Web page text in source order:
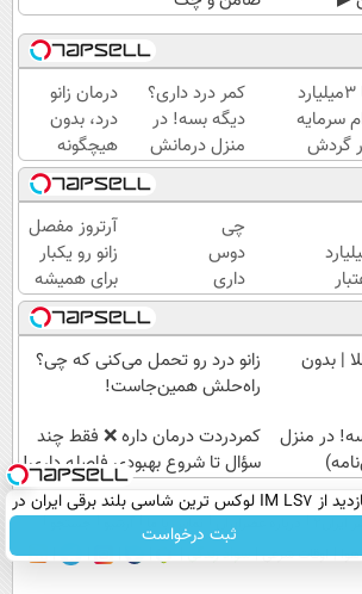
تا 3میلیارد
سرمایه
گردش
ثبت کن
کمر درد داری؟
دیگه بسه! در
منزل درمانش
کن
(◀پرسش‌نامه)
درمان زانو
درد، بدون
هیچگونه
عوارض در
منزل
(◂پرسش‌نامه)
|
چی
دوس
داری
بخری
؟ PS5
؟
گوشی؟
میلیون
اعتبار
بگیر و
قسطی
بخر ✅
آرتروز مفصل
زانو رو یکبار
برای همیشه
درمان کن!
◗پرسش‌نامه◖
| بدون
زانو درد رو تحمل می‌کنی که چی؟
راه‌حلش همین‌جاست!
در منزل
‌کمردردت درمان داره ❌ فقط چند
سؤال تا شروع بهبودی فاصله‌ داری!
بازدید از IM LS7 لوکس ترین شاسی بلند برقی ایران در
باشگاه انقلاب
ثبت درخواست ایران۲ درباره عصرایران تماس با ما
هوا اوقات شرعی سواد زندگی